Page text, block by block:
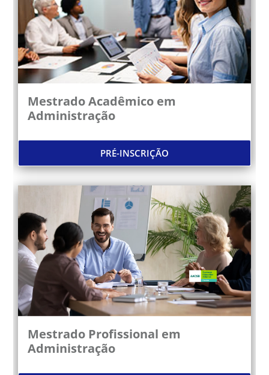
Mestrado Acadêmico em
Administração
PRÉ-INSCRIÇÃO
Mestrado Profissional em
Administração